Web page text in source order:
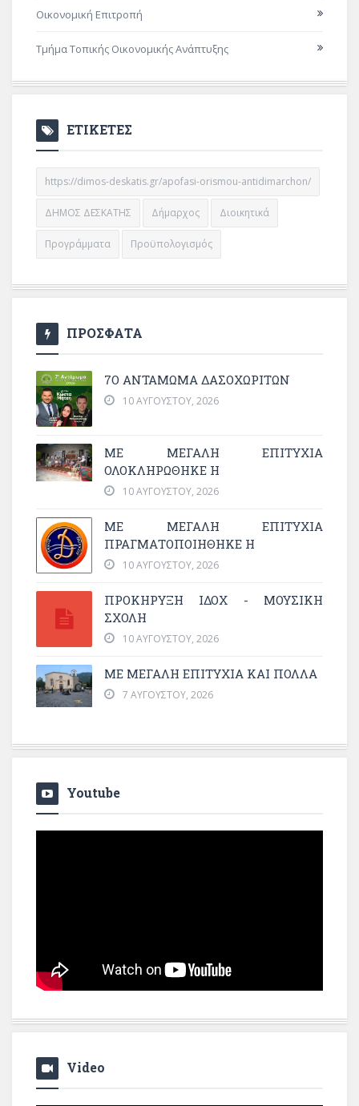
Οικονομική Επιτροπή
Τμήμα Τοπικής Οικονομικής Ανάπτυξης
ΕΤΙΚΕΤΕΣ
https://dimos-deskatis.gr/apofasi-orismou-antidimarchon/
ΔΗΜΟΣ ΔΕΣΚΑΤΗΣ Δήμαρχος Διοικητικά
Προγράμματα Προϋπολογισμός
ΠΡΟΣΦΑΤΑ
7Ο ΑΝΤΆΜΩΜΑ ΔΑΣΟΧΩΡΙΤΏΝ
10 ΑΥΓΟΎΣΤΟΥ, 2026
ΜΕ ΜΕΓΆΛΗ ΕΠΙΤΥΧΊΑ
ΟΛΟΚΛΗΡΏΘΗΚΕ Η
10 ΑΥΓΟΎΣΤΟΥ, 2026
ΜΕ ΜΕΓΆΛΗ ΕΠΙΤΥΧΊΑ
ΠΡΑΓΜΑΤΟΠΟΙΉΘΗΚΕ Η
10 ΑΥΓΟΎΣΤΟΥ, 2026
ΠΡΟΚΗΡΥΞΗ ΙΔΟΧ - ΜΟΥΣΙΚΗ
ΣΧΟΛΗ
10 ΑΥΓΟΎΣΤΟΥ, 2026
ΜΕ ΜΕΓΆΛΗ ΕΠΙΤΥΧΊΑ ΚΑΙ ΠΟΛΛΆ
7 ΑΥΓΟΎΣΤΟΥ, 2026
Youtube
Video